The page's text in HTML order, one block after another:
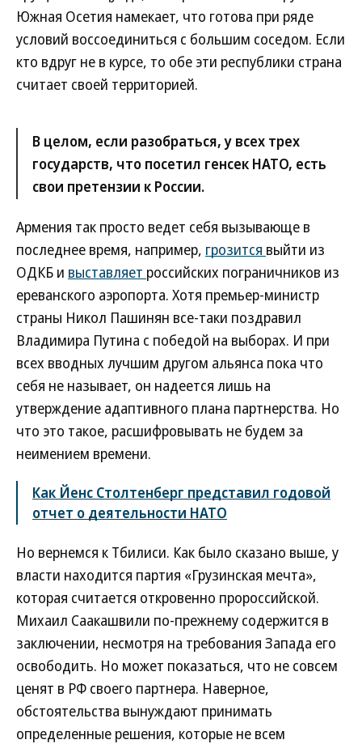
Южная Осетия намекает, что готова при ряде
условий воссоединиться с большим соседом. Если
кто вдруг не в курсе, то обе эти республики страна
считает своей территорией.
В целом, если разобраться, у всех трех
государств, что посетил генсек НАТО, есть
свои претензии к России.
Армения так просто ведет себя вызывающе в
последнее время, например, грозится выйти из
ОДКБ и выставляет российских пограничников из
ереванского аэропорта. Хотя премьер-министр
страны Никол Пашинян все-таки поздравил
Владимира Путина с победой на выборах. И при
всех вводных лучшим другом альянса пока что
себя не называет, он надеется лишь на
утверждение адаптивного плана партнерства. Но
что это такое, расшифровывать не будем за
неимением времени.
Как Йенс Столтенберг представил годовой
отчет о деятельности НАТО
Но вернемся к Тбилиси. Как было сказано выше, у
власти находится партия «Грузинская мечта»,
которая считается откровенно пророссийской.
Михаил Саакашвили по-прежнему содержится в
заключении, несмотря на требования Запада его
освободить. Но может показаться, что не совсем
ценят в РФ своего партнера. Наверное,
обстоятельства вынуждают принимать
определенные решения, которые не всем